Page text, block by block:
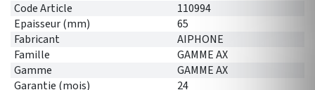
Code Article
110994
Epaisseur (mm)
65
Fabricant
AIPHONE
Famille
GAMME AX
Gamme
GAMME AX
Garantie (mois)
24